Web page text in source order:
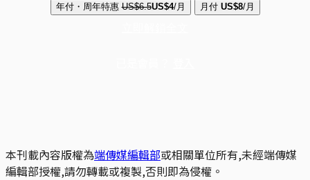
年付・周年特惠 US$6.5US$4/月 月付 US$8/月
本刊載內容版權為端傳媒編輯部或相關單位所有,未經端傳媒
編輯部授權,請勿轉載或複製,否則即為侵權。